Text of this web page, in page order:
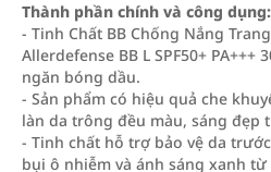
Thành phần chính và công dụng:
- Tinh Chất BB Chống Nắng
Allerdefense BB L SPF50+
ngăn bóng dầu.
- Sản phẩm có hiệu quả che
làn da trông đều màu, sáng đẹp
- Tinh chất hỗ trợ bảo vệ da trước
bụi ô nhiễm và ánh sáng xanh